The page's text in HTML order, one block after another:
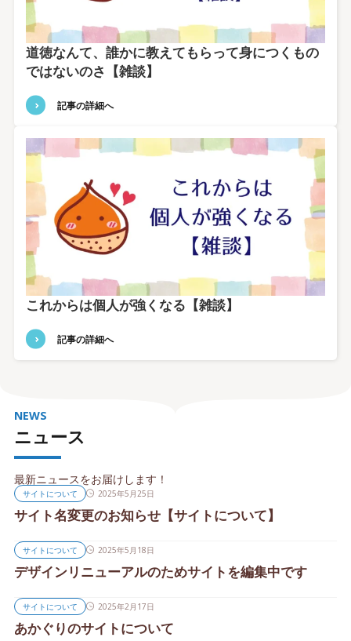
道徳なんて、誰かに教えてもらって身につくもの
ではないのさ【雑談】
記事の詳細へ
これからは個人が強くなる【雑談】
記事の詳細へ
ニュース
NEWS
最新ニュースをお届けします！
サイトについて 2025年5月25日
サイト名変更のお知らせ【サイトについて】
サイトについて 2025年5月18日
デザインリニューアルのためサイトを編集中です
サイトについて 2025年2月17日
あかぐりのサイトについて